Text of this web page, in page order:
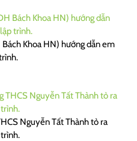
Khoa HN) hướng dẫn em
Nguyễn Tất Thành tỏ ra